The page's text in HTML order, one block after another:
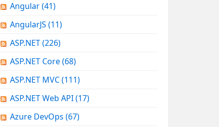
Angular(41)
AngularJS (11)
ASP.NET(226)
ASP.NET Core(68)
ASP.NET MVC(111)
ASP.NET Web API(17)
Azure DevOps (67)